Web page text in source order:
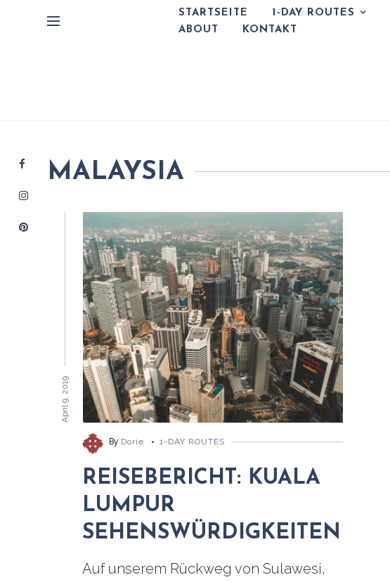
STARTSEITE 1-DAY ROUTES
ABOUT
KONTAKT
MALAYSIA
April 9, 2019
By Dorie 1-DAY ROUTES
REISEBERICHT: KUALA
LUMPUR
SEHENSWÜRDIGKEITEN
Auf unserem Rückweg von Sulawesi,